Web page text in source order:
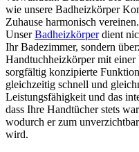
wie unsere Badheizkörper
Zuhause harmonisch vereinen.
UnserBadheizkörperdient
Ihr Badezimmer, sondern
Handtuchheizkörper mit
sorgfältig konzipierte
gleichzeitig schnell und
Leistungsfähigkeit und das
dass Ihre Handtücher stets
wodurch er zum
wird.